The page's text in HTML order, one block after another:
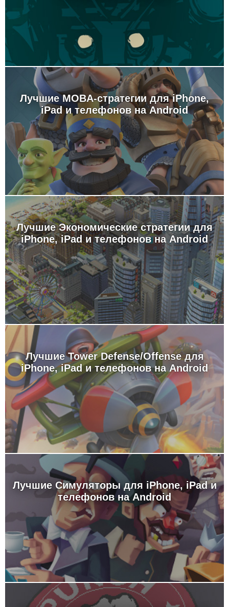
Лучшие MOBA-стратегии для iPhone,
iPad и телефонов на Android
Лучшие Экономические стратегии для
iPhone, iPad и телефонов на Android
Лучшие Tower Defense/Offense для
iPhone, iPad и телефонов на Android
Лучшие Симуляторы для iPhone, iPad и
телефонов на Android